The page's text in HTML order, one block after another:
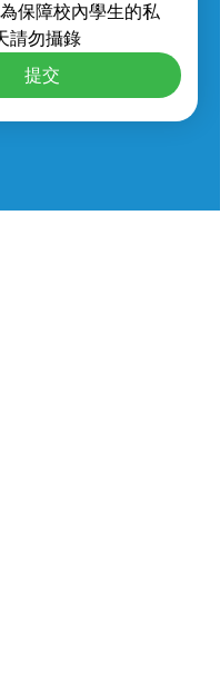
保障校內學生的私
請勿攝錄
提交